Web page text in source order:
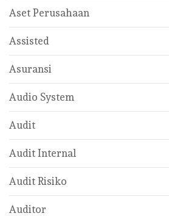
Aset Perusahaan
Assisted
Asuransi
Audio System
Audit
Audit Internal
Audit Risiko
Auditor